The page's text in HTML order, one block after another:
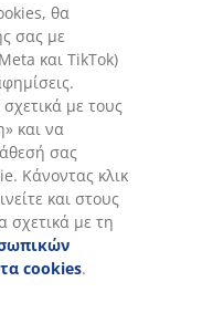
θα
σας με
και TikTok)
με τους
και να
σας
Κάνοντας κλικ
και στους
σχετικά με τη
cookies.